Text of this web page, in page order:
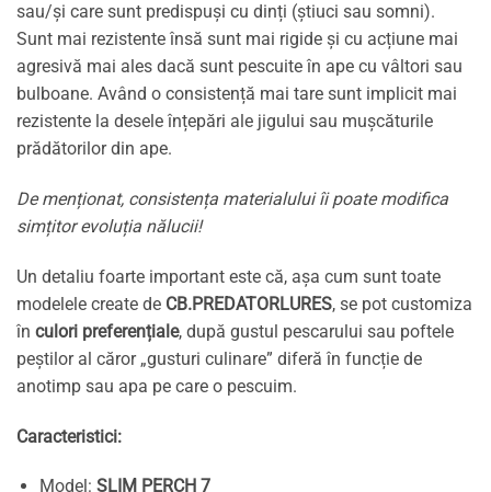
sau/și care sunt predispuși cu dinți (știuci sau somni).
Sunt mai rezistente însă sunt mai rigide și cu acțiune mai
agresivă mai ales dacă sunt pescuite în ape cu vâltori sau
bulboane. Având o consistență mai tare sunt implicit mai
rezistente la desele înțepări ale jigului sau mușcăturile
prădătorilor din ape.
De menționat, consistența materialului îi poate modifica
simțitor evoluția nălucii!
Un detaliu foarte important este că, așa cum sunt toate
modelele create de CB.PREDATORLURES, se pot customiza
în culori preferențiale, după gustul pescarului sau poftele
peștilor al căror „gusturi culinare” diferă în funcție de
anotimp sau apa pe care o pescuim.
Caracteristici:
Model: SLIM PERCH 7